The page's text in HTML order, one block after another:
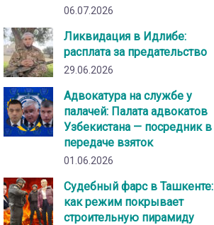
06.07.2026
Ликвидация в Идлибе:
расплата за предательство
29.06.2026
Адвокатура на службе у
палачей: Палата адвокатов
Узбекистана — посредник в
передаче взяток
01.06.2026
Судебный фарс в Ташкенте:
как режим покрывает
строительную пирамиду